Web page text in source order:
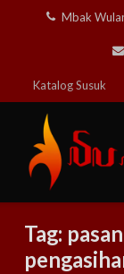
Mbak
Katalog Susuk
Tag: